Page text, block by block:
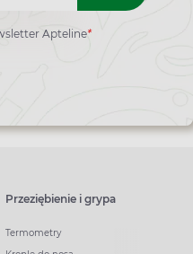
Apteline*
Przeziębienie i grypa
Termometry